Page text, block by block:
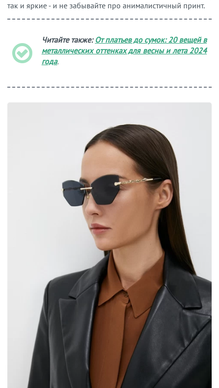
так и яркие - и не забывайте про анималистичный принт.
Читайте также: От платьев до сумок: 20 вещей в
металлических оттенках для весны и лета 2024
года.